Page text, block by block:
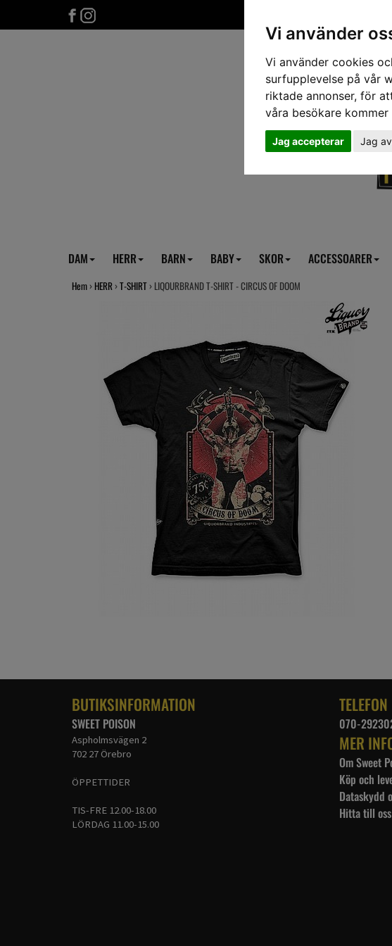
Vi använder
Vi använder cookies
surfupplevelse på vår
riktade annonser, för
våra besökare kommer
Jag accepterar Jag
DAM HERR BARN BABY SKOR ACCESSOARER
Hem › HERR ›T-SHIRT › LIQOURBRAND T-SHIRT - CIRCUS OF DOOM
BUTIKSINFORMATION
SWEET POISON
Aspholmsvägen 2
702 27 Örebro
ÖPPETTIDER
TIS-FRE 12.00-18.00
LÖRDAG 11.00-15.00
TELEFON
070-
MER
Om Sweet
Köp och
Dataskydd
Hitta till oss